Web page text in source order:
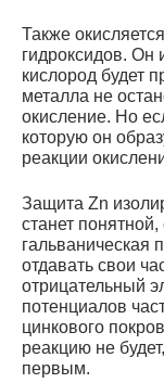
Также
гидроксидов. Он
кислород будет
металла не
окисление. Но
которую он
реакции
Защита Zn
станет
гальваническая
отдавать свои
отрицательный
потенциалов
цинкового
реакцию не
первым.